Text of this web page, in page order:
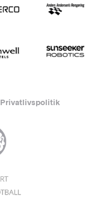
Privatlivspolitik